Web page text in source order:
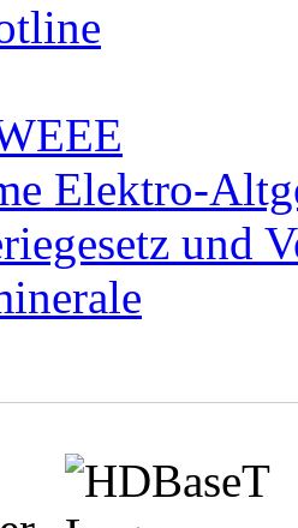
Elektro-
und